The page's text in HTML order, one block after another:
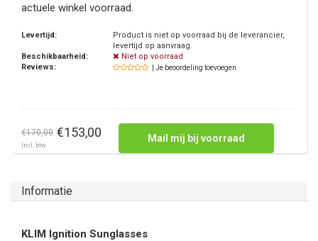
actuele winkel voorraad.
Levertijd:
Product is niet op voorraad bij de leverancier,
levertijd op aanvraag.
Beschikbaarheid:
Niet op voorraad
Reviews:
| Je beoordeling toevoegen
€170,00 €153,00
Incl. btw
Mail mij bij voorraad
Informatie
KLIM Ignition Sunglasses